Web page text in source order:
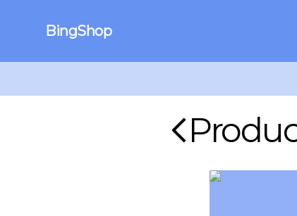
BingShop